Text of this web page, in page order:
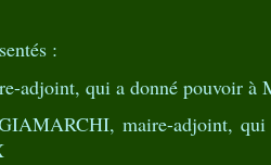
:
adjoint, qui a donné pouvoir à
maire-adjoint, qui